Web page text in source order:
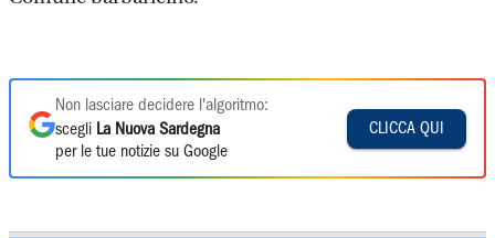
Non lasciare decidere l'algoritmo:
scegli La Nuova Sardegna
per le tue notizie su Google
CLICCA QUI